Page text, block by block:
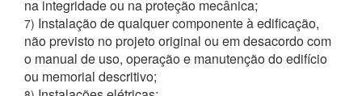
na integridade ou na proteção mecânica;
7) Instalação de qualquer componente à edificação,
não previsto no projeto original ou em desacordo com
o manual de uso, operação e manutenção do edifício
ou memorial descritivo;